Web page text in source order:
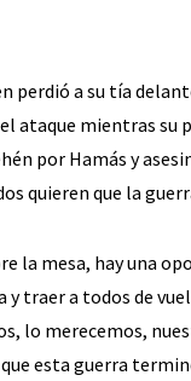
perdió a su tía
ataque mientras su
por Hamás y
quieren que la
la mesa, hay una
traer a todos de
lo merecemos,
esta guerra